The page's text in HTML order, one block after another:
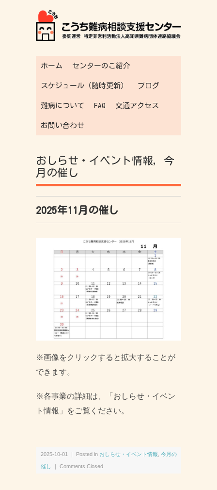
ホーム センターのご紹介
スケジュール（随時更新） ブログ
難病について FAQ 交通アクセス
お問い合わせ
おしらせ・イベント情報, 今
月の催し
2025年11月の催し
※画像をクリックすると拡大することが
できます。
※各事業の詳細は、「おしらせ・イベン
ト情報」をご覧ください。
2025-10-01 ｜ Posted in おしらせ・イベント情報 今月の
催し Comments Closed